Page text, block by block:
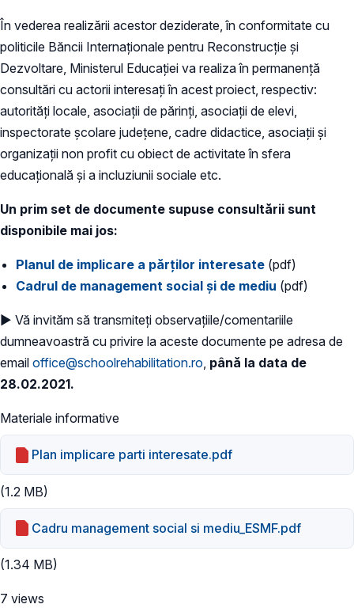
În vederea realizării acestor deziderate, în conformitate cu
politicile Băncii Internaționale pentru Reconstrucție și
Dezvoltare, Ministerul Educației va realiza în permanență
consultări cu actorii interesați în acest proiect, respectiv:
autorități locale, asociații de părinți, asociații de elevi,
inspectorate școlare județene, cadre didactice, asociații și
organizații non profit cu obiect de activitate în sfera
educațională și a incluziunii sociale etc.
Un prim set de documente supuse consultării sunt
disponibile mai jos:
Planul de implicare a părților interesate (pdf)
Cadrul de management social și de mediu (pdf)
► Vă invităm să transmiteți observațiile/comentariile
dumneavoastră cu privire la aceste documente pe adresa de
email office@schoolrehabilitation.ro până la data de
28.02.2021.
Materiale informative
Plan implicare parti interesate.pdf
(1.2 MB)
Cadru management social si mediu_ESMF.pdf
(1.34 MB)
7 views